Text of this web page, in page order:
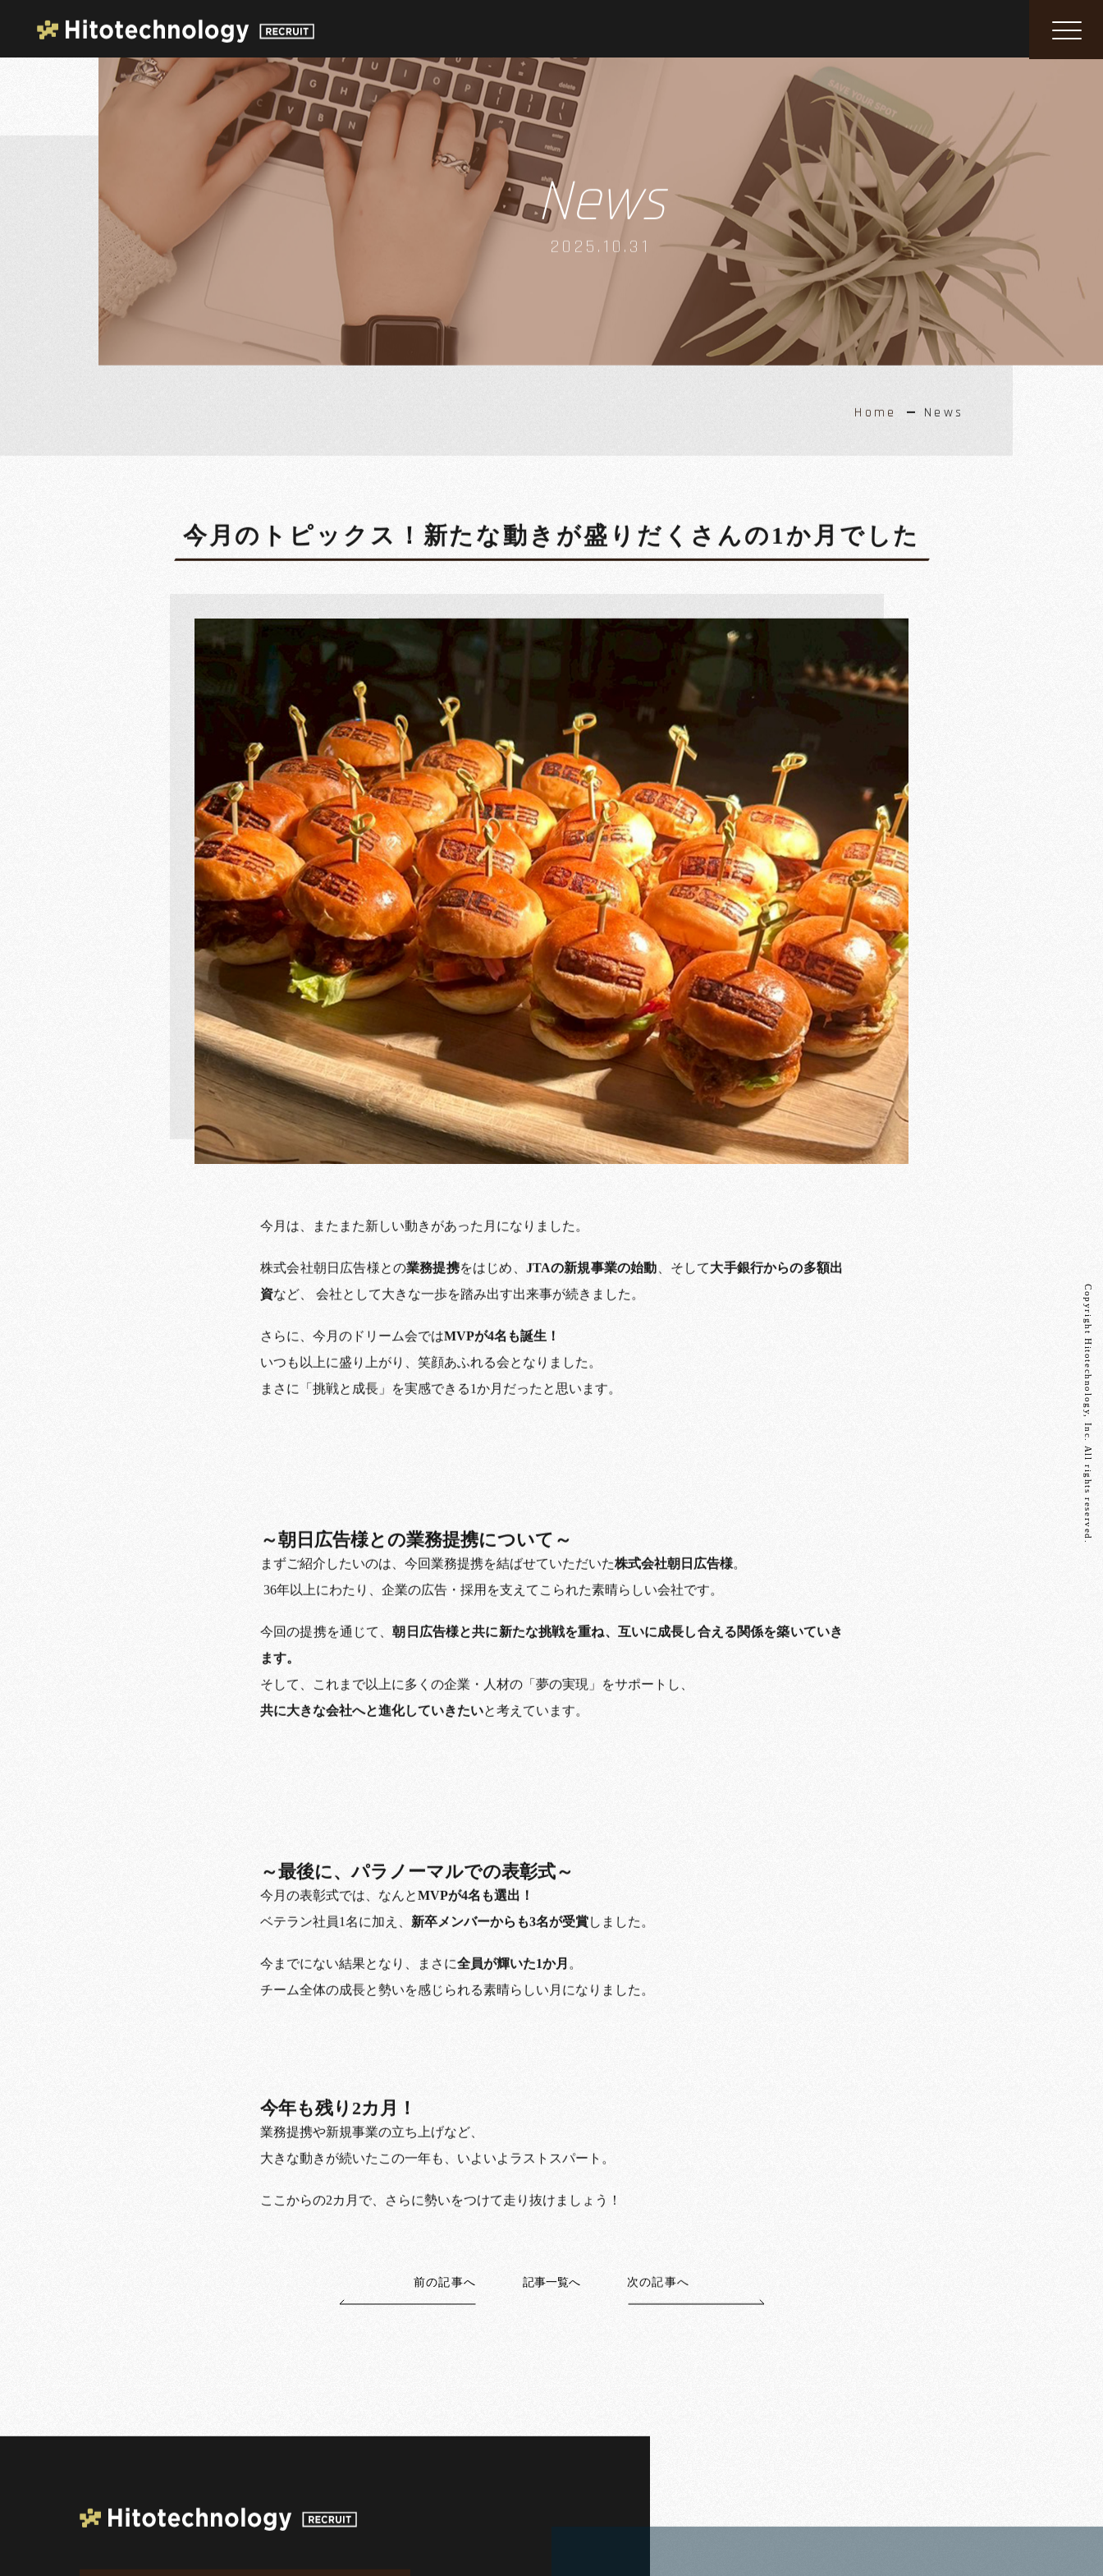
News
2025.10.31
Home News
今月のトピックス！新たな動きが盛りだくさんの1か月でした
今月は、またまた新しい動きがあった月になりました。
株式会社朝日広告様との業務提携をはじめ、 JTAの新規事業の始動、そして大手銀行からの多額出
資など、 会社として大きな一歩を踏み出す出来事が続きました。
さらに、今月のドリーム会ではMVPが4名も誕生！
いつも以上に盛り上がり、笑顔あふれる会となりました。
まさに「挑戦と成長」を実感できる1か月だったと思います。
～朝日広告様との業務提携について～
まずご紹介したいのは、今回業務提携を結ばせていただいた株式会社朝日広告様。
36年以上にわたり、企業の広告・採用を支えてこられた素晴らしい会社です。
今回の提携を通じて、朝日広告様と共に新たな挑戦を重ね、互いに成長し合える関係を築いていき
ます。
そして、これまで以上に多くの企業・人材の「夢の実現」をサポートし、
共に大きな会社へと進化していきたいと考えています。
～最後に、パラノーマルでの表彰式～
今月の表彰式では、なんとMVPが4名も選出！
ベテラン社員1名に加え、 新卒メンバーからも3名が受賞しました。
今までにない結果となり、まさに全員が輝いた1か月。
チーム全体の成長と勢いを感じられる素晴らしい月になりました。
今年も残り2カ月！
業務提携や新規事業の立ち上げなど、
大きな動きが続いたこの一年も、いよいよラストスパート。
ここからの2カ月で、さらに勢いをつけて走り抜けましょう！
前の記事へ 記事一覧へ 次の記事へ
Copyright Hitotechnology, Inc. All rights reserved.